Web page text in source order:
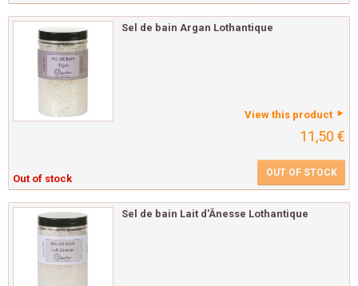
Sel de bain Argan Lothantique
View this product
11,50 €
Out of stock OUT OF STOCK
Sel de bain Lait d'Ânesse Lothantique